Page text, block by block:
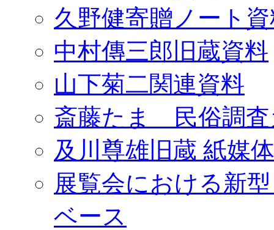
久野健寄贈ノート
中村傳三郎旧蔵資料
山下菊二関連資料
斎藤たま 民俗調査
及川尊雄旧蔵 紙媒
展覧会における新
ベース